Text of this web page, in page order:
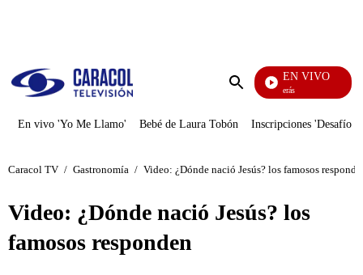
Enviar
EN VIVO
También Caerás
En vivo 'Yo Me Llamo' Bebé de Laura Tobón Inscripciones 'Desafío'
Caracol TV / Gastronomía / Video: ¿Dónde nació Jesús? los famosos
Video: ¿Dónde nació Jesús? los
famosos responden